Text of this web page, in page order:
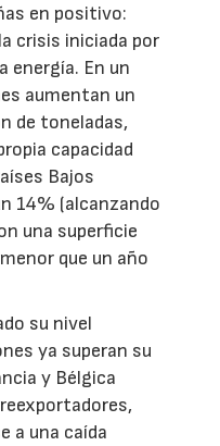
en positivo:
crisis iniciada por
energía. En un
aumentan un
de toneladas,
capacidad
Bajos
14% (alcanzando
una superficie
que un año
su nivel
ya superan su
y Bélgica
a una caída